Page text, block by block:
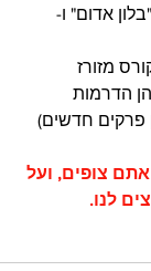
אדום" ו-
מזורז
הן הדרמות
פרקים חדשים)
צופים, ועל
לנו.